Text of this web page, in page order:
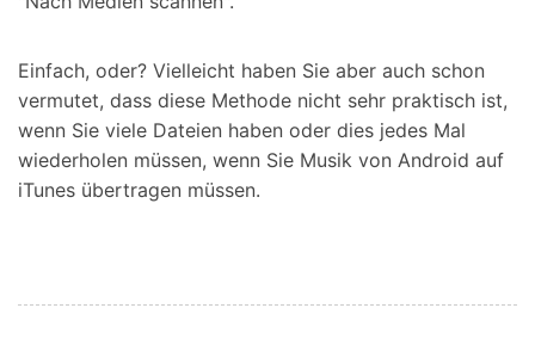
Einfach, oder? Vielleicht haben Sie aber auch schon
vermutet, dass diese Methode nicht sehr praktisch ist,
wenn Sie viele Dateien haben oder dies jedes Mal
wiederholen müssen, wenn Sie Musik von Android auf
iTunes übertragen müssen.